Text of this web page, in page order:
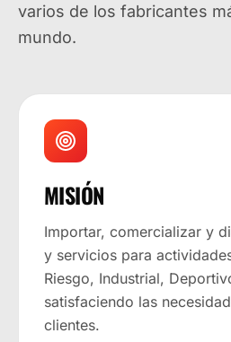
varios de los fabricantes
mundo.
MISIÓN
Importar, comercializar y
y servicios para
Riesgo, Industrial,
satisfaciendo las
clientes.